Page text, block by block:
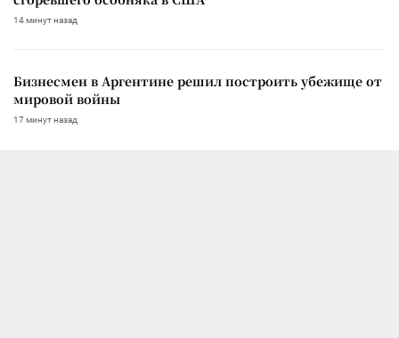
14 минут назад
Бизнесмен в Аргентине решил построить убежище от
мировой войны
17 минут назад